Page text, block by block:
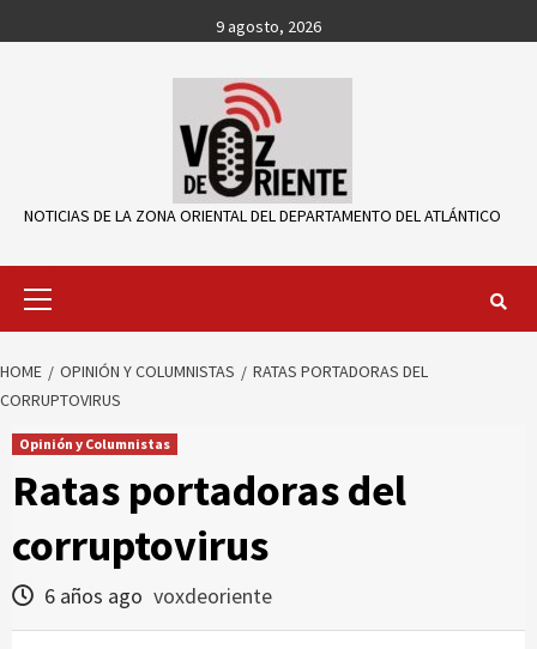
to
9 agosto, 2026
NOTICIAS DE LA ZONA ORIENTAL DEL DEPARTAMENTO DEL ATLÁNTICO
Primary
HOME OPINIÓN Y COLUMNISTAS
RATAS PORTADORAS DEL
CORRUPTOVIRUS
Opinión y Columnistas
Ratas portadoras del
corruptovirus
6 años ago voxdeoriente